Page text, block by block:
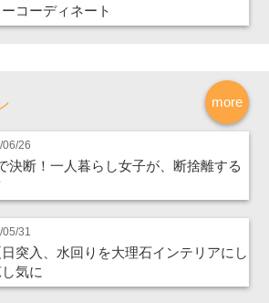
コーディネート
more
06/26
決断！一人暮らし女子が、断捨離する
31
突入、水回りを大理石インテリアにし
気に